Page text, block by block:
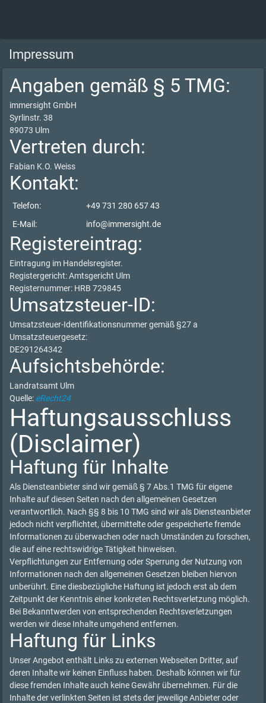
Impressum
Angaben gemäß § 5 TMG:
immersight GmbH
Syrlinstr. 38
89073 Ulm
Vertreten durch:
Fabian K.O. Weiss
Kontakt:
Telefon:
+49 731 280 657 43
E-Mail:
info@immersight.de
Registereintrag:
Eintragung im Handelsregister.
Registergericht: Amtsgericht Ulm
Registernummer: HRB 729845
Umsatzsteuer-ID:
Umsatzsteuer-Identifikationsnummer gemäß §27 a
Umsatzsteuergesetz:
DE291264342
Aufsichtsbehörde:
Landratsamt Ulm
Quelle: eRecht24
Haftungsausschluss
(Disclaimer)
Haftung für Inhalte
Als Diensteanbieter sind wir gemäß § 7 Abs.1 TMG für eigene
Inhalte auf diesen Seiten nach den allgemeinen Gesetzen
verantwortlich. Nach §§ 8 bis 10 TMG sind wir als Diensteanbieter
jedoch nicht verpflichtet, übermittelte oder gespeicherte fremde
Informationen zu überwachen oder nach Umständen zu forschen,
die auf eine rechtswidrige Tätigkeit hinweisen.
Verpflichtungen zur Entfernung oder Sperrung der Nutzung von
Informationen nach den allgemeinen Gesetzen bleiben hiervon
unberührt. Eine diesbezügliche Haftung ist jedoch erst ab dem
Zeitpunkt der Kenntnis einer konkreten Rechtsverletzung möglich.
Bei Bekanntwerden von entsprechenden Rechtsverletzungen
werden wir diese Inhalte umgehend entfernen.
Haftung für Links
Unser Angebot enthält Links zu externen Webseiten Dritter, auf
deren Inhalte wir keinen Einfluss haben. Deshalb können wir für
diese fremden Inhalte auch keine Gewähr übernehmen. Für die
Inhalte der verlinkten Seiten ist stets der jeweilige Anbieter oder